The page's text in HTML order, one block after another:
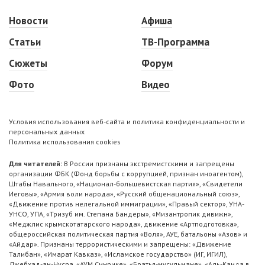
Новости
Статьи
Сюжеты
Фото
Афиша
ТВ-Программа
Форум
Видео
Условия использования веб-сайта и политика конфиденциальности и
персональных данных
Политика использования cookies
Для читателей: В России признаны экстремистскими и запрещены
организации ФБК (Фонд борьбы с коррупцией, признан иноагентом),
Штабы Навального, «Национал-большевистская партия», «Свидетели
Иеговы», «Армия воли народа», «Русский общенациональный союз»,
«Движение против нелегальной иммиграции», «Правый сектор», УНА-
УНСО, УПА, «Тризуб им. Степана Бандеры», «Мизантропик дивижн»,
«Меджлис крымскотатарского народа», движение «Артподготовка»,
общероссийская политическая партия «Воля», АУЕ, батальоны «Азов» и
«Айдар». Признаны террористическими и запрещены: «Движение
Талибан», «Имарат Кавказ», «Исламское государство» (ИГ, ИГИЛ),